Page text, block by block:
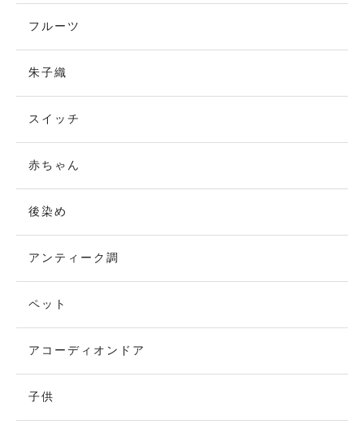
フルーツ
朱子織
スイッチ
赤ちゃん
後染め
アンティーク調
ペット
アコーディオンドア
子供